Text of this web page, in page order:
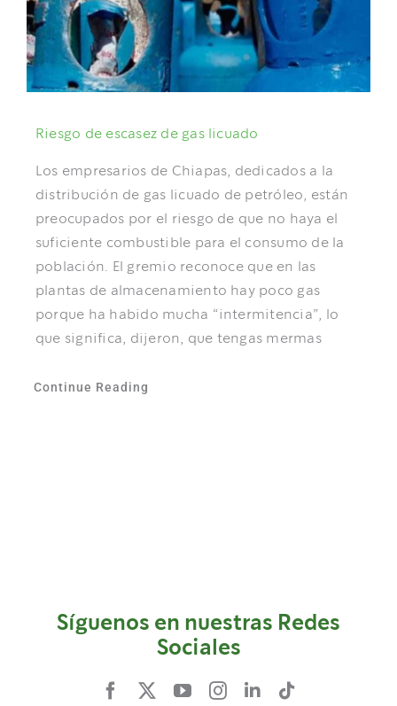
Riesgo de escasez de gas licuado
Los empresarios de Chiapas, dedicados a la
distribución de gas licuado de petróleo, están
preocupados por el riesgo de que no haya el
suficiente combustible para el consumo de la
población. El gremio reconoce que en las
plantas de almacenamiento hay poco gas
porque ha habido mucha “intermitencia”, lo
que significa, dijeron, que tengas mermas
Continue Reading
Síguenos en nuestras Redes
Sociales